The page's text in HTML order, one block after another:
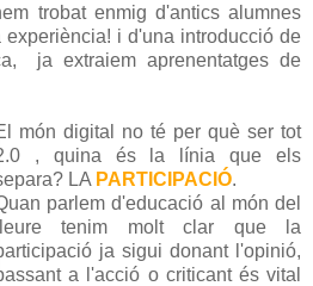
trobat enmig d'antics alumnes
experiència! i d'una introducció de
ja extraiem aprenentatges de
món digital no té per què ser tot
, quina és la línia que els
LA PARTICIPACIÓ.
parlem d'educació al món del
lleure tenim molt clar que la
ja sigui donant l'opinió,
a l'acció o criticant és vital